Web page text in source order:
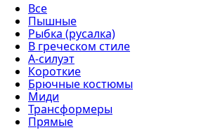
Все
Пышные
Рыбка (русалка)
В греческом стиле
А-силуэт
Короткие
Брючные костюмы
Миди
Трансформеры
Прямые